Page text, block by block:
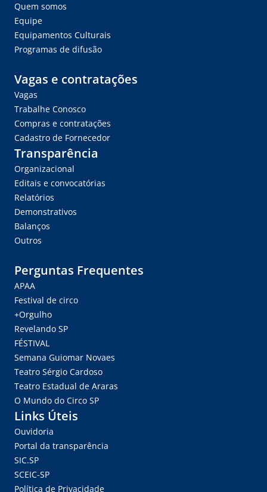
Quem somos
Equipe
Equipamentos Culturais
Programas de difusão
Vagas e contratações
Vagas
Trabalhe Conosco
Compras e contratações
Cadastro de Fornecedor
Transparência
Organizacional
Editais e convocatórias
Relatórios
Demonstrativos
Balanços
Outros
Perguntas Frequentes
APAA
Festival de circo
+Orgulho
Revelando SP
FÉSTIVAL
Semana Guiomar Novaes
Teatro Sérgio Cardoso
Teatro Estadual de Araras
O Mundo do Circo SP
Links Úteis
Ouvidoria
Portal da transparência
SIC.SP
SCEIC-SP
Política de Privacidade